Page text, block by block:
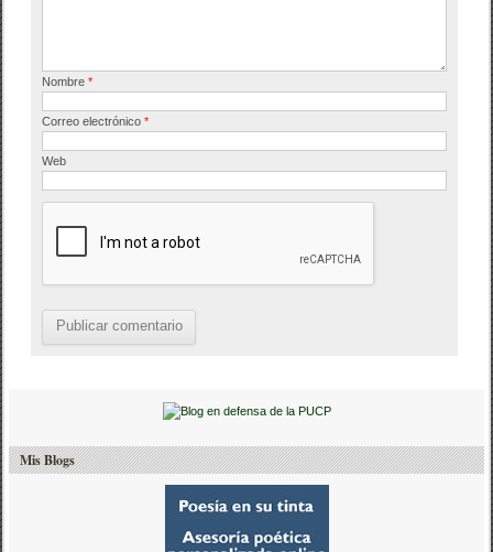
Nombre*
Correo electrónico*
Web
Mis Blogs